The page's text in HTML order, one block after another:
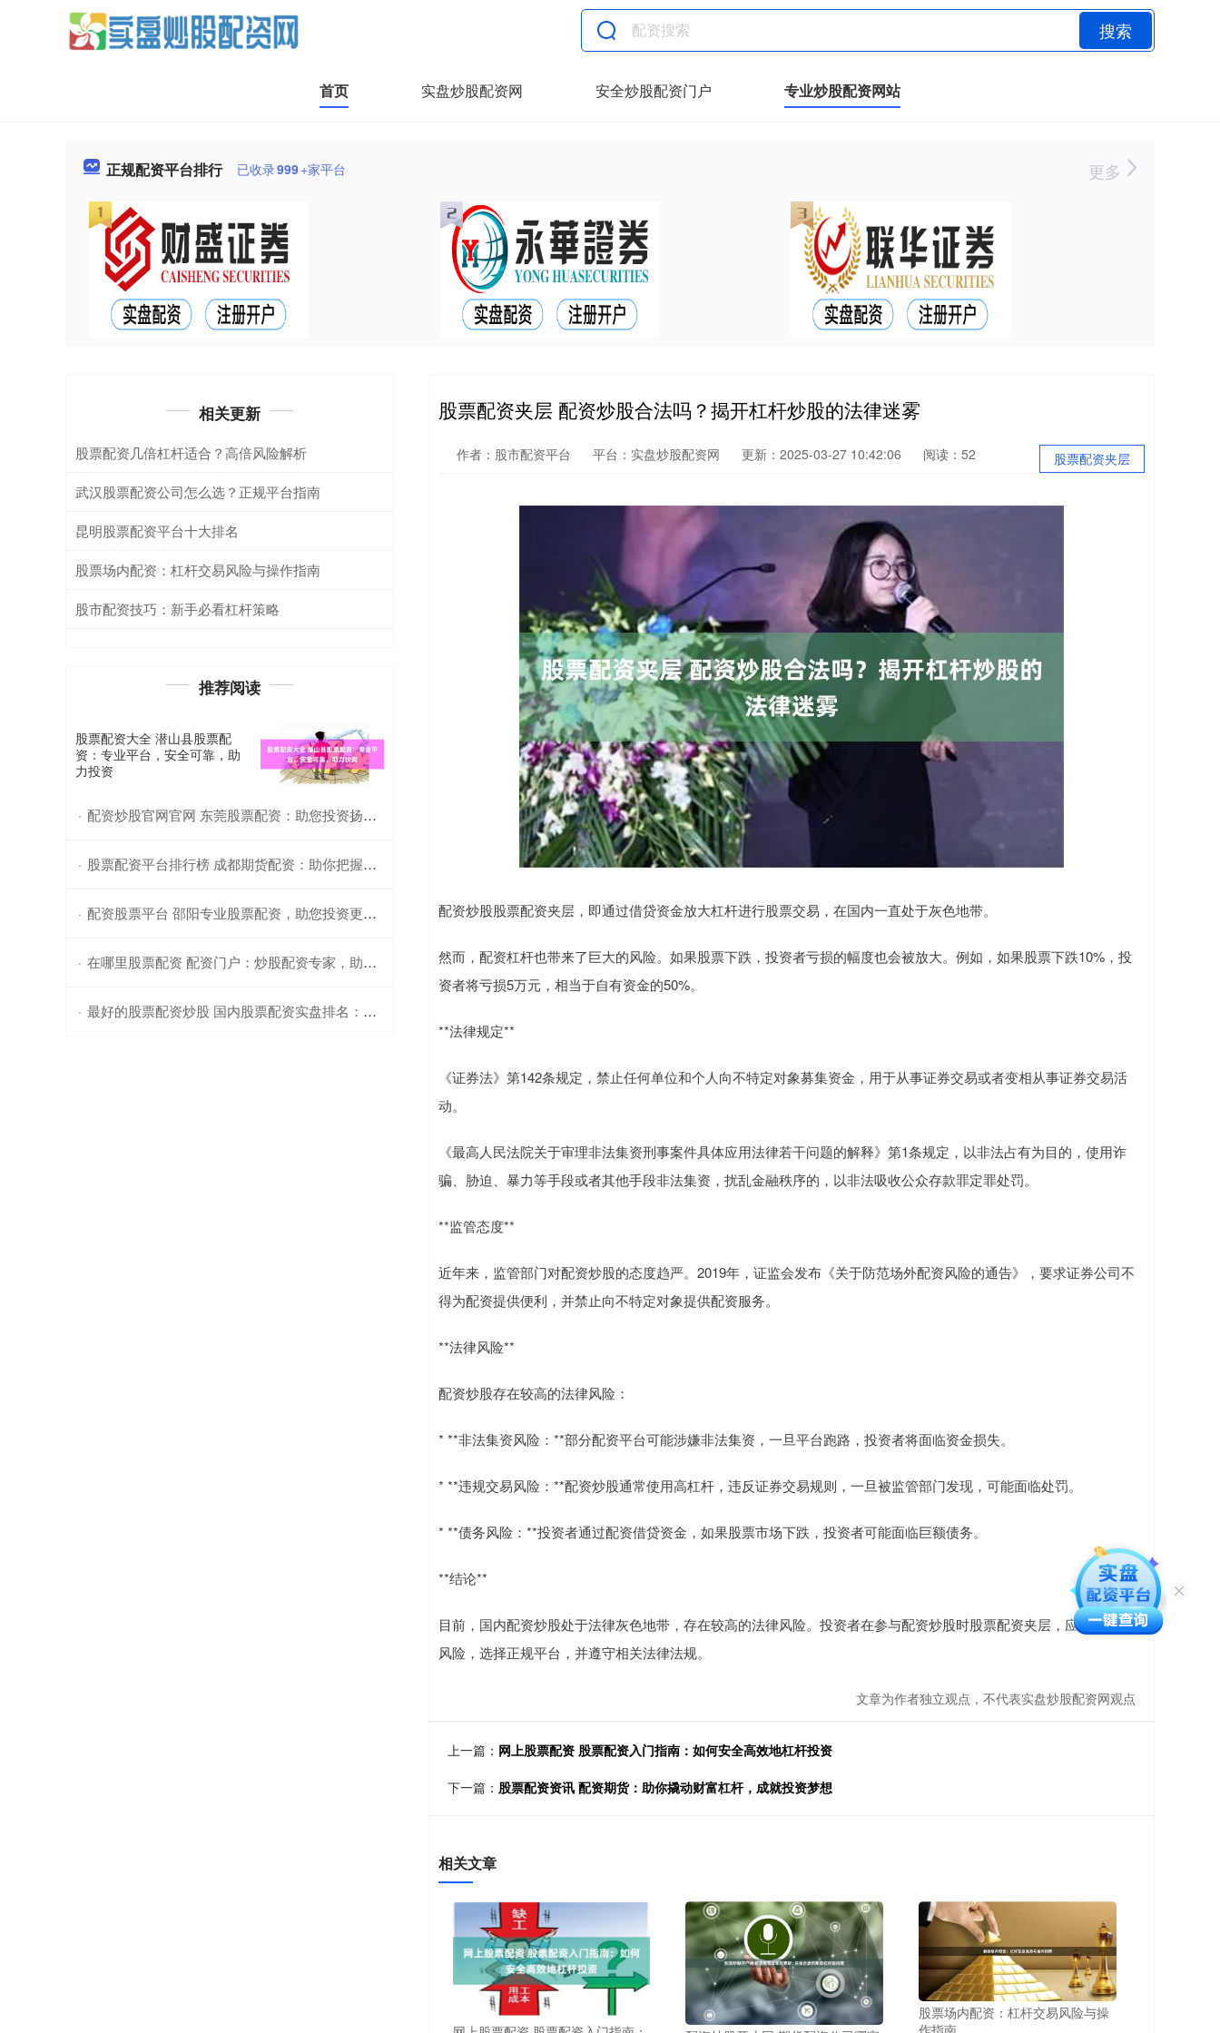
搜索
首页 实盘炒股配资网 安全炒股配资门户 专业炒股配资网站
正规配资平台排行 已收录999+家平台 更多
股票配资夹层 配资炒股合法吗？揭开杠杆炒股的法律迷雾
股票配资夹层
作者：股市配资平台 平台：实盘炒股配资网 更新：2025-03-27 10:42:06 阅读：52
配资炒股股票配资夹层，即通过借贷资金放大杠杆进行股票交易，在国内一直处于灰色地带。
然而，配资杠杆也带来了巨大的风险。如果股票下跌，投资者亏损的幅度也会被放大。例如，如果股票下跌10%，投
资者将亏损5万元，相当于自有资金的50%。
**法律规定**
《证券法》第142条规定，禁止任何单位和个人向不特定对象募集资金，用于从事证券交易或者变相从事证券交易活
动。
《最高人民法院关于审理非法集资刑事案件具体应用法律若干问题的解释》第1条规定，以非法占有为目的，使用诈
骗、胁迫、暴力等手段或者其他手段非法集资，扰乱金融秩序的，以非法吸收公众存款罪定罪处罚。
**监管态度**
近年来，监管部门对配资炒股的态度趋严。2019年，证监会发布《关于防范场外配资风险的通告》，要求证券公司不
得为配资提供便利，并禁止向不特定对象提供配资服务。
**法律风险**
配资炒股存在较高的法律风险：
* **非法集资风险：**部分配资平台可能涉嫌非法集资，一旦平台跑路，投资者将面临资金损失。
* **违规交易风险：**配资炒股通常使用高杠杆，违反证券交易规则，一旦被监管部门发现，可能面临处罚。
* **债务风险：**投资者通过配资借贷资金，如果股票市场下跌，投资者可能面临巨额债务。
**结论**
目前，国内配资炒股处于法律灰色地带，存在较高的法律风险。投资者在参与配资炒股时股票配资夹层，应谨慎评估
风险，选择正规平台，并遵守相关法律法规。
文章为作者独立观点，不代表实盘炒股配资网观点
上一篇： 网上股票配资 股票配资入门指南：如何安全高效地杠杆投资
下一篇： 股票配资资讯 配资期货：助你撬动财富杠杆，成就投资梦想
相关文章
股票场内配资：杠杆交易风险与操
作指南
相关更新
股票配资几倍杠杆适合？高倍风险解析
武汉股票配资公司怎么选？正规平台指南
昆明股票配资平台十大排名
股票场内配资：杠杆交易风险与操作指南
股市配资技巧：新手必看杠杆策略
推荐阅读
股票配资大全 潜山县股票配
资：专业平台，安全可靠，助
力投资
· 配资炒股官网官网 东莞股票配资：助您投资扬帆起航
· 股票配资平台排行榜 成都期货配资：助你把握市场先机，实现财富增值
· 配资股票平台 邵阳专业股票配资，助您投资更轻松
· 在哪里股票配资 配资门户：炒股配资专家，助您轻松获利
· 最好的股票配资炒股 国内股票配资实盘排名：助你投资更轻松